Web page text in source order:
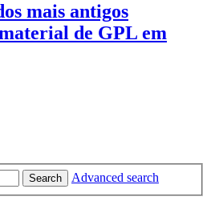
mais antigos
de GPL em
Search
Advanced search